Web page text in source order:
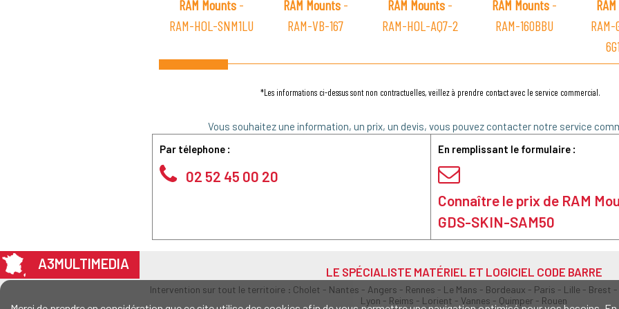
RAM Mounts-
RAM-HOL-SNM1LU
RAM Mounts-
RAM-VB-167
RAM Mounts-
RAM-HOL-AQ7-2
RAM Mounts-
RAM-160BBU
RAM-
*Les informations ci-dessus sont non contractuelles, veillez à prendre contact avec le service commercial.
Vous souhaitez une information, un prix, un devis, vous pouvez contacter notre service
Par télephone :
02 52 45 00 20
En remplissant le formulaire :
Connaître le prix de RAM
GDS-SKIN-SAM50
A3MULTIMEDIA LE SPÉCIALISTE MATÉRIEL ET LOGICIEL CODE BARRE
Intervention sur tout le territoire : Cholet - Nantes - Angers - Rennes - Le Mans - Bordeaux - Paris - Lille - Brest
Lyon - Reims - Lorient - Vannes - Quimper - Rouen